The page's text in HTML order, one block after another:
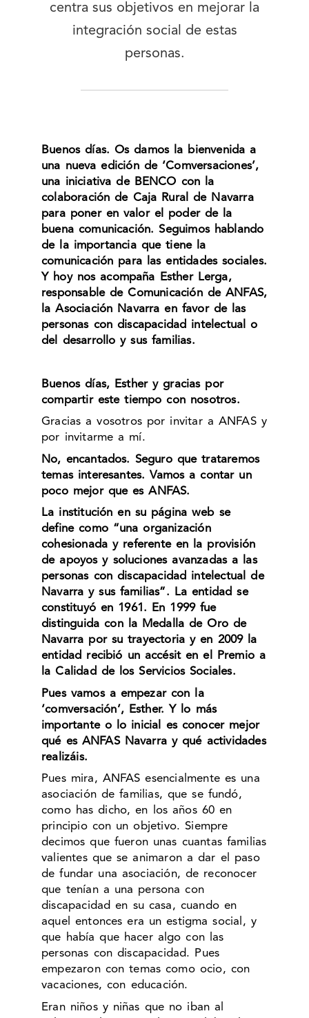
centra sus objetivos en mejorar la
integración social de estas
personas.
Buenos días. Os damos la bienvenida a
una nueva edición de ‘Comversaciones’,
una iniciativa de BENCO con la
colaboración de Caja Rural de Navarra
para poner en valor el poder de la
buena comunicación. Seguimos hablando
de la importancia que tiene la
comunicación para las entidades sociales.
Y hoy nos acompaña Esther Lerga,
responsable de Comunicación de ANFAS,
la Asociación Navarra en favor de las
personas con discapacidad intelectual o
del desarrollo y sus familias.
Buenos días, Esther y gracias por
compartir este tiempo con nosotros.
Gracias a vosotros por invitar a ANFAS y
por invitarme a mí.
No, encantados. Seguro que trataremos
temas interesantes. Vamos a contar un
poco mejor que es ANFAS.
La institución en su página web se
define como “una organización
cohesionada y referente en la provisión
de apoyos y soluciones avanzadas a las
personas con discapacidad intelectual de
Navarra y sus familias”. La entidad se
constituyó en 1961. En 1999 fue
distinguida con la Medalla de Oro de
Navarra por su trayectoria y en 2009 la
entidad recibió un accésit en el Premio a
la Calidad de los Servicios Sociales.
Pues vamos a empezar con la
‘comversación’, Esther. Y lo más
importante o lo inicial es conocer mejor
qué es ANFAS Navarra y qué actividades
realizáis.
Pues mira, ANFAS esencialmente es una
asociación de familias, que se fundó,
como has dicho, en los años 60 en
principio con un objetivo. Siempre
decimos que fueron unas cuantas familias
valientes que se animaron a dar el paso
de fundar una asociación, de reconocer
que tenían a una persona con
discapacidad en su casa, cuando en
aquel entonces era un estigma social, y
que había que hacer algo con las
personas con discapacidad. Pues
empezaron con temas como ocio, con
vacaciones, con educación.
Eran niños y niñas que no iban al